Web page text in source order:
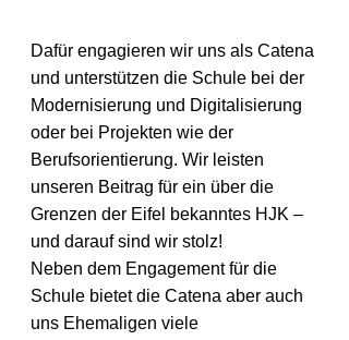
Dafür engagieren wir uns als Catena
und unterstützen die Schule bei der
Modernisierung und Digitalisierung
oder bei Projekten wie der
Berufsorientierung. Wir leisten
unseren Beitrag für ein über die
Grenzen der Eifel bekanntes HJK –
und darauf sind wir stolz!
Neben dem Engagement für die
Schule bietet die Catena aber auch
uns Ehemaligen viele